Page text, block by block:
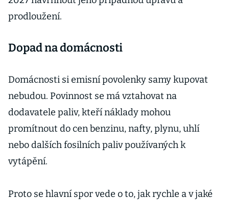
prodloužení.
Dopad na domácnosti
Domácnosti si emisní povolenky samy kupovat
nebudou. Povinnost se má vztahovat na
dodavatele paliv, kteří náklady mohou
promítnout do cen benzinu, nafty, plynu, uhlí
nebo dalších fosilních paliv používaných k
vytápění.
Proto se hlavní spor vede o to, jak rychle a v jaké